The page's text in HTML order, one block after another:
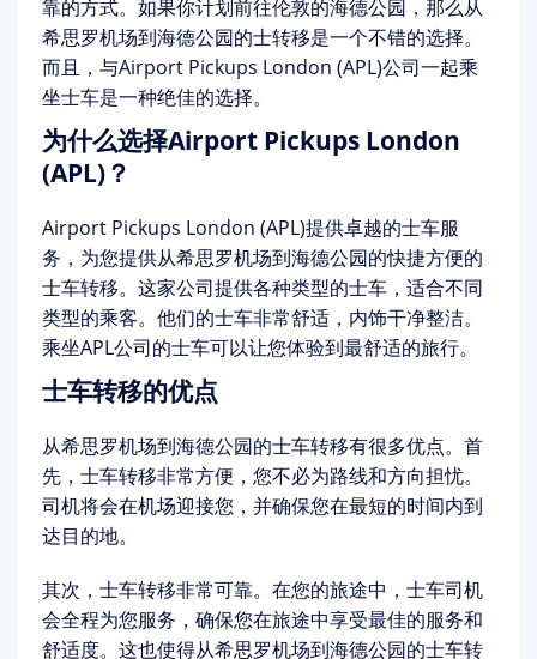
靠的方式。如果你计划前往伦敦的海德公园，那么从
希思罗机场到海德公园的士转移是一个不错的选择。
而且，与Airport Pickups London (APL)公司一起乘
坐士车是一种绝佳的选择。
为什么选择Airport Pickups London
(APL)？
Airport Pickups London (APL)提供卓越的士车服
务，为您提供从希思罗机场到海德公园的快捷方便的
士车转移。这家公司提供各种类型的士车，适合不同
类型的乘客。他们的士车非常舒适，内饰干净整洁。
乘坐APL公司的士车可以让您体验到最舒适的旅行。
士车转移的优点
从希思罗机场到海德公园的士车转移有很多优点。首
先，士车转移非常方便，您不必为路线和方向担忧。
司机将会在机场迎接您，并确保您在最短的时间内到
达目的地。
其次，士车转移非常可靠。在您的旅途中，士车司机
会全程为您服务，确保您在旅途中享受最佳的服务和
舒适度。这也使得从希思罗机场到海德公园的士车转